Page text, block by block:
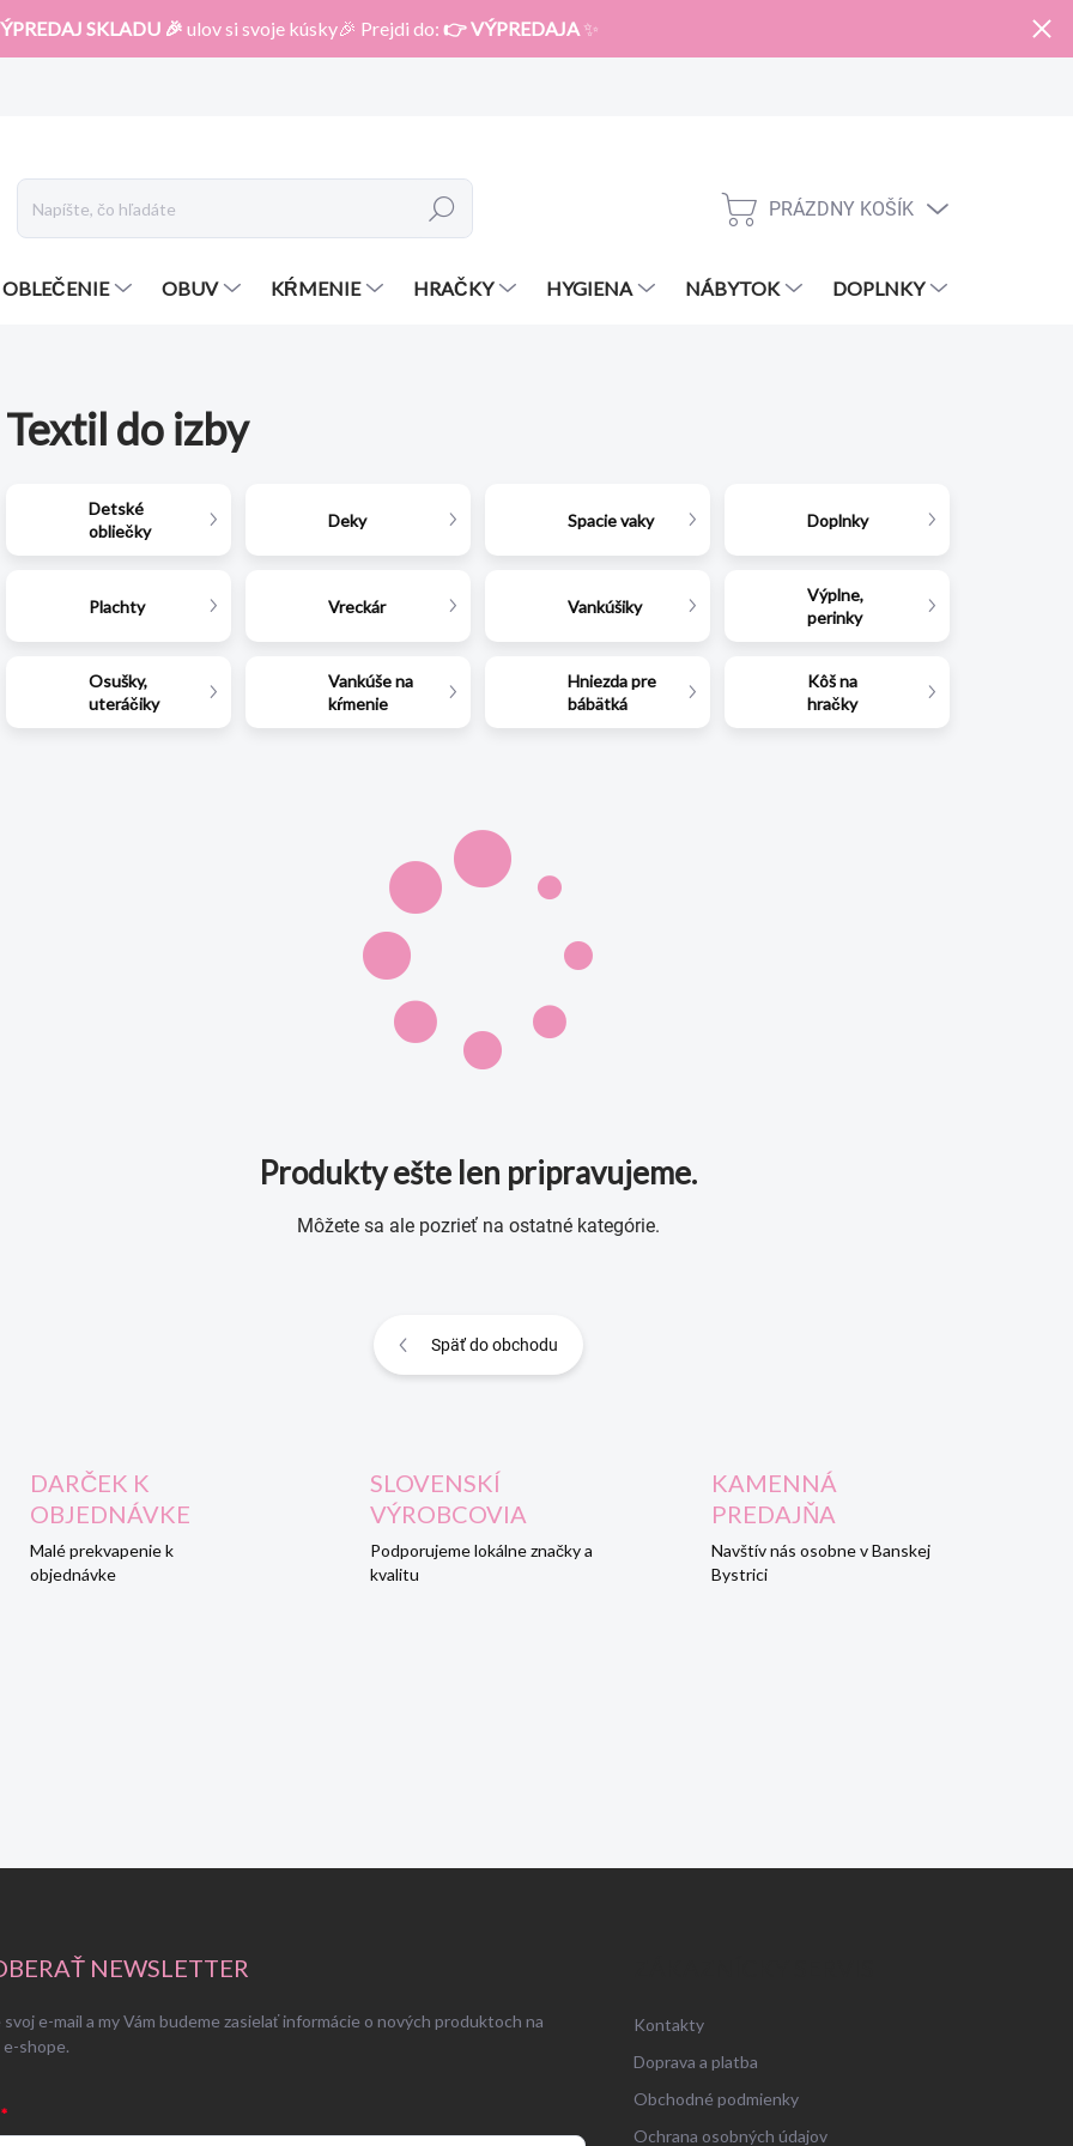
SKLADU 🎉 ulov si svoje kúsky🎉 Prejdi do: 👉 VÝPREDAJA ✨
Hľadať
NÁKUPNÝ
PRÁZDNY KOŠÍK
OBLEČENIE OBUV KŔMENIE HRAČKY HYGIENA NÁBYTOK DOPLNKY
Textil do izby
Detské
obliečky
Deky Spacie vaky Doplnky
Plachty Vreckár Vankúšiky
Výplne,
perinky
Osušky,
uteráčiky
Vankúše na
kŕmenie
Hniezda pre
bábätká
Kôš na
hračky
Produkty ešte len pripravujeme.
Môžete sa ale pozrieť na ostatné kategórie.
Späť do obchodu
DARČEK K
OBJEDNÁVKE
Malé prekvapenie k
objednávke
SLOVENSKÍ
VÝROBCOVIA
Podporujeme lokálne značky a
kvalitu
KAMENNÁ
PREDAJŇA
Navštív nás osobne v Banskej
Bystrici
NEWSLETTER
e-mail a my Vám budeme zasielať informácie o nových produktoch na
e-shope.
Kontakty
Doprava a platba
Obchodné podmienky
Ochrana osobných údajov